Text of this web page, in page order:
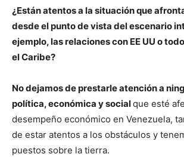
¿Están atentos a la situación que
desde el punto de vista del escenario
ejemplo, las relaciones con EE UU o
el Caribe?
No dejamos de prestarle atención a
política, económica y socialque esté
desempeño económico en Venezuela,
de estar atentos a los obstáculos y
puestos sobre la tierra.